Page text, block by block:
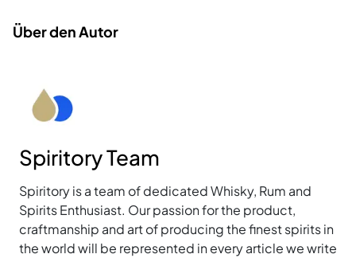
Über den Autor
Spiritory Team
Spiritory is a team of dedicated Whisky, Rum and
Spirits Enthusiast. Our passion for the product,
craftmanship and art of producing the finest spirits in
the world will be represented in every article we write